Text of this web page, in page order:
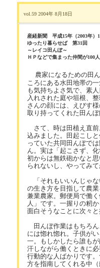
vol.59 2004年 8月18日
産経新聞 平成15年（2003年
ゆったり暮らせば 第31回
～レイコ田んぼ～
ＨＰなどで集まった仲間が100人
農家になるための田
ころにある水田地帯の
も気持ちよさ気で、素
入れされた庭や垣根、
さんの顔には、えびす
取り持ってくれた田ん
さて、時は田植え直前
込みました。田起こし
っていた共同田んぼで
ん。実は「起こさず、
初からは無鉄砲かなと
られないし、やってみ
「それもいいんじゃな
の生き方を目指して農
兼業農家。郵便局で働
人」です。一握りの籾
面白そうなことに次々
田んぼ作業はもちろん
には惚れ惚れ。子供が
一。もしかしたら誰も
汗しながら働くときに
行動的な人ばかりです
方を指南してくれる中